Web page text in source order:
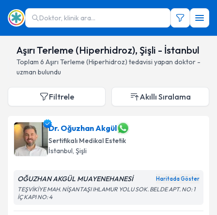
Doktor, klinik ara...
Aşırı Terleme (Hiperhidroz), Şişli - İstanbul
Toplam 6 Aşırı Terleme (Hiperhidroz) tedavisi yapan doktor -
uzman bulundu
Filtrele Akıllı Sıralama
Dr. Oğuzhan Akgül
Sertifikalı Medikal Estetik
İstanbul, Şişli
OĞUZHAN AKGÜL MUAYENEHANESİ Haritada Göster
TEŞVİKİYE MAH. NİŞANTAŞI IHLAMUR YOLU SOK. BELDE APT. NO: 1
İÇ KAPI NO: 4